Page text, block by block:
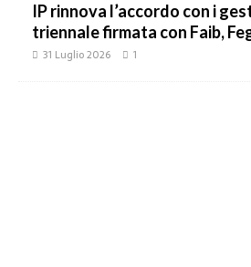
IP rinnova l’accordo con i
triennale firmata con Faib,
31 Luglio 2026 1